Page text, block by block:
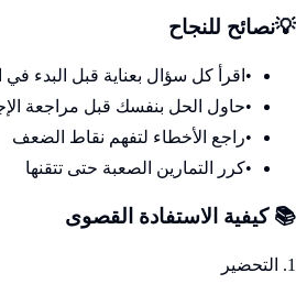
💡نصائح للنجاح
• اقرأ كل سؤال بعناية قبل البدء في
•حاول الحل بنفسك قبل مراجعة
•راجع الأخطاء لتفهم نقاط الضعف
•كرر التمارين الصعبة حتى تتقنها
📚 كيفية الاستفادة القصوى
1. التحضير